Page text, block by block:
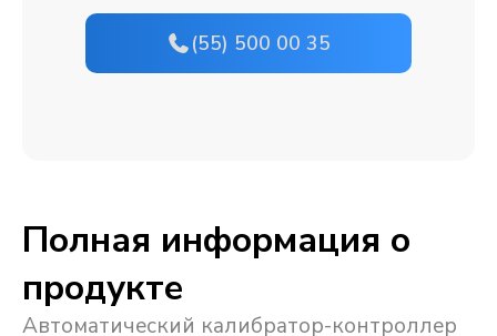
(55) 500 00 35
Полная информация о
продукте
Автоматический калибратор-контроллер